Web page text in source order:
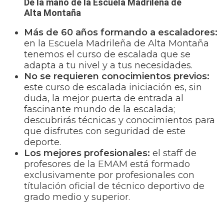
De la mano de la Escuela Madrileña de
Alta Montaña
Más de 60 años formando a escaladores:
en la Escuela Madrileña de Alta Montaña
tenemos el curso de escalada que se
adapta a tu nivel y a tus necesidades.
No se requieren conocimientos previos:
este curso de escalada iniciación es, sin
duda, la mejor puerta de entrada al
fascinante mundo de la escalada;
descubrirás técnicas y conocimientos para
que disfrutes con seguridad de este
deporte.
Los mejores profesionales: el staff de
profesores de la EMAM está formado
exclusivamente por profesionales con
títulación oficial de técnico deportivo de
grado medio y superior.